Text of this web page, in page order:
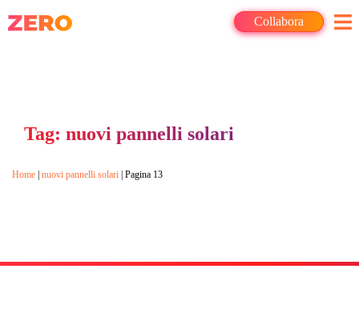
Collabora
Tag: nuovi pannelli solari
Home nuovi pannelli solari Pagina 13